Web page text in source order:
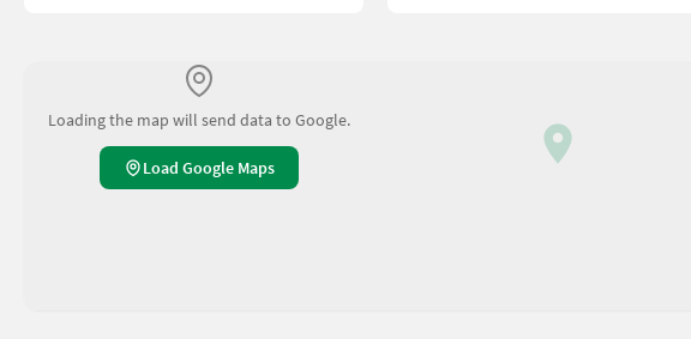
Loading the map will send data to Google.
Load Google Maps